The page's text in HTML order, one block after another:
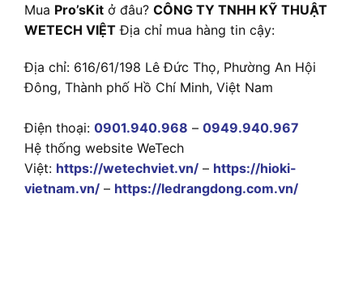
Mua Pro’sKit ở đâu? CÔNG TY TNHH KỸ THUẬT
WETECH VIỆT Địa chỉ mua hàng tin cậy:
Địa chỉ: 616/61/198 Lê Đức Thọ, Phường An Hội
Đông, Thành phố Hồ Chí Minh, Việt Nam
Điện thoại: 0901.940.968 – 0949.940.967
Hệ thống website WeTech
Việt: https://wetechviet.vn/ – https://hioki-
vietnam.vn/ – https://ledrangdong.com.vn/